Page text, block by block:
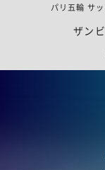
ザン
パリ五輪 サ